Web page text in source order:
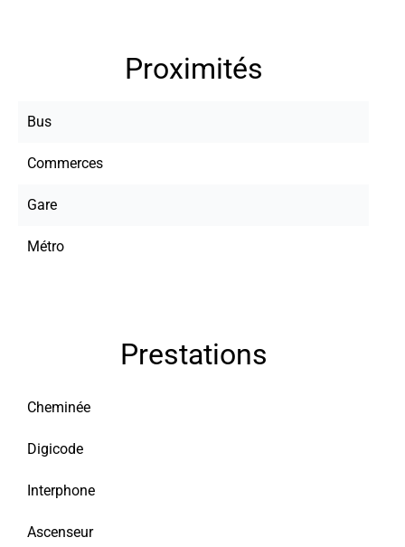
Proximités
Bus
Commerces
Gare
Métro
Prestations
Cheminée
Digicode
Interphone
Ascenseur